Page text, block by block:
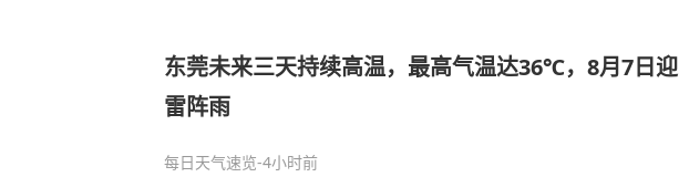
东莞未来三天持续高温，最高气温达36℃，8月7日迎
雷阵雨
每日天气速览-4小时前